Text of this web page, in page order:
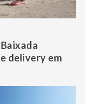
delivery em